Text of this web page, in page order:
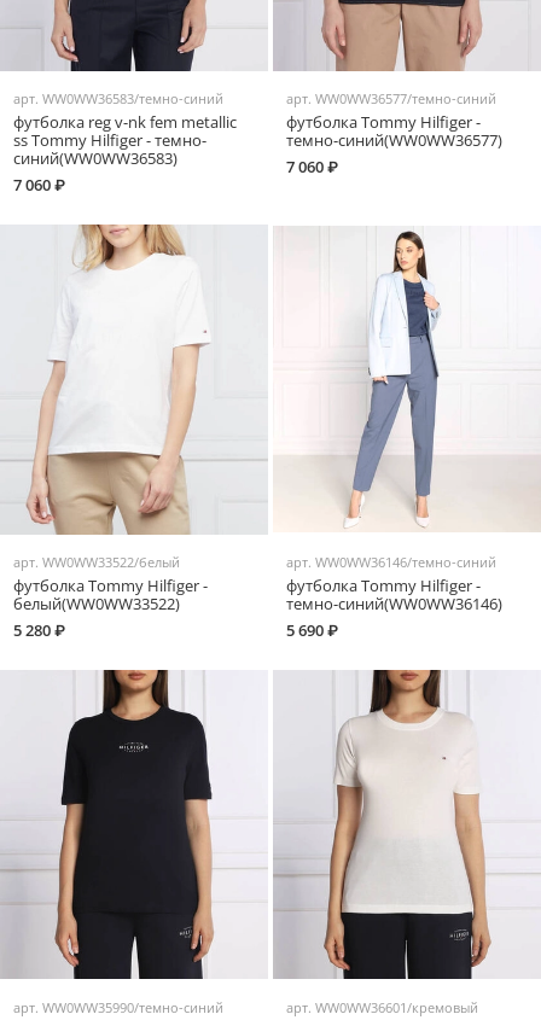
арт.WW0WW36583/темно-синий
футболка reg v-nk fem metallic
ss Tommy Hilfiger - темно-
синий(WW0WW36583)
7 060 ₽
арт. WW0WW36577/темно-синий
футболка Tommy Hilfiger -
темно-синий(WW0WW36577)
7 060 ₽
арт.WW0WW33522/белый
футболка Tommy Hilfiger -
белый(WW0WW33522)
5 280 ₽
арт. WW0WW36146/темно-синий
футболка Tommy Hilfiger -
темно-синий(WW0WW36146)
5 690 ₽
арт.WW0WW35990/темно-синий арт. WW0WW36601/кремовый